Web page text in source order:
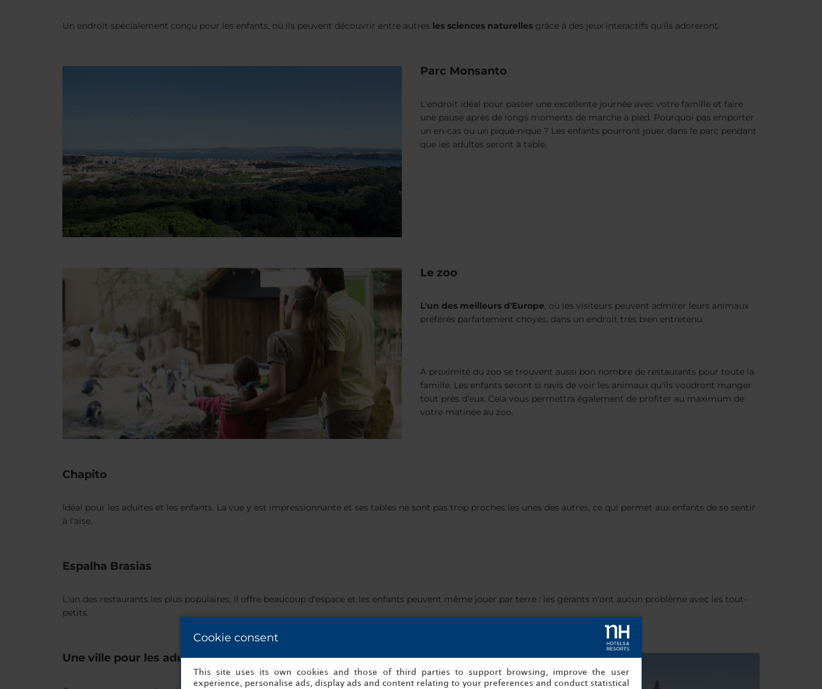
Un endroit spécialement conçu pour les enfants, où ils peuvent découvrir entre autres les sciences naturelles grâce à des jeux interactifs qu'ils adoreront.
Parc Monsanto
L'endroit idéal pour passer une excellente journée avec votre famille et faire
une pause après de longs moments de marche à pied. Pourquoi pas emporter
un en-cas ou un pique-nique ? Les enfants pourront jouer dans le parc pendant
que les adultes seront à table.
Le zoo
L'un des meilleurs d'Europe, où les visiteurs peuvent admirer leurs animaux
préférés parfaitement choyés, dans un endroit très bien entretenu.
À proximité du zoo se trouvent aussi bon nombre de restaurants pour toute la
famille. Les enfants seront si ravis de voir les animaux qu'ils voudront manger
tout près d'eux. Cela vous permettra également de profiter au maximum de
votre matinée au zoo.
Chapito
Idéal pour les adultes et les enfants. La vue y est impressionnante et ses tables ne sont pas trop proches les unes des autres, ce qui permet aux enfants de se sentir
à l'aise.
Espalha Brasias
L'un des restaurants les plus populaires, il offre beaucoup d'espace et les enfants peuvent même jouer par terre : les gérants n'ont aucun problème avec les tout-
petits.
Une ville pour les adultes et les enfants
Cookie consent
This site uses its own cookies and those of third parties to support browsing, improve the user
experience, personalise ads, display ads and content relating to your preferences and conduct statistical